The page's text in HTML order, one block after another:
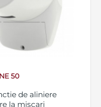
50
de aliniere
la miscari